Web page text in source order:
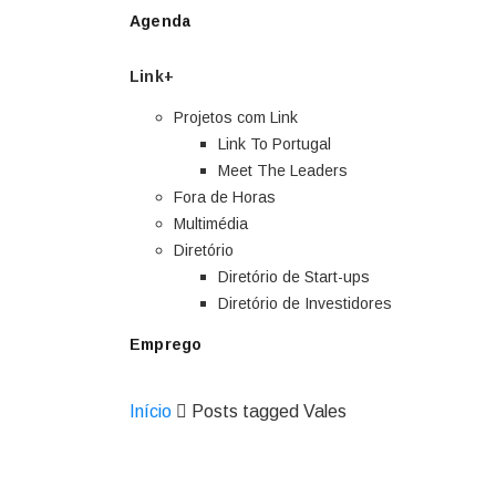
Agenda
Link+
Projetos com Link
Link To Portugal
Meet The Leaders
Fora de Horas
Multimédia
Diretório
Diretório de Start-ups
Diretório de Investidores
Emprego
Início Posts tagged Vales